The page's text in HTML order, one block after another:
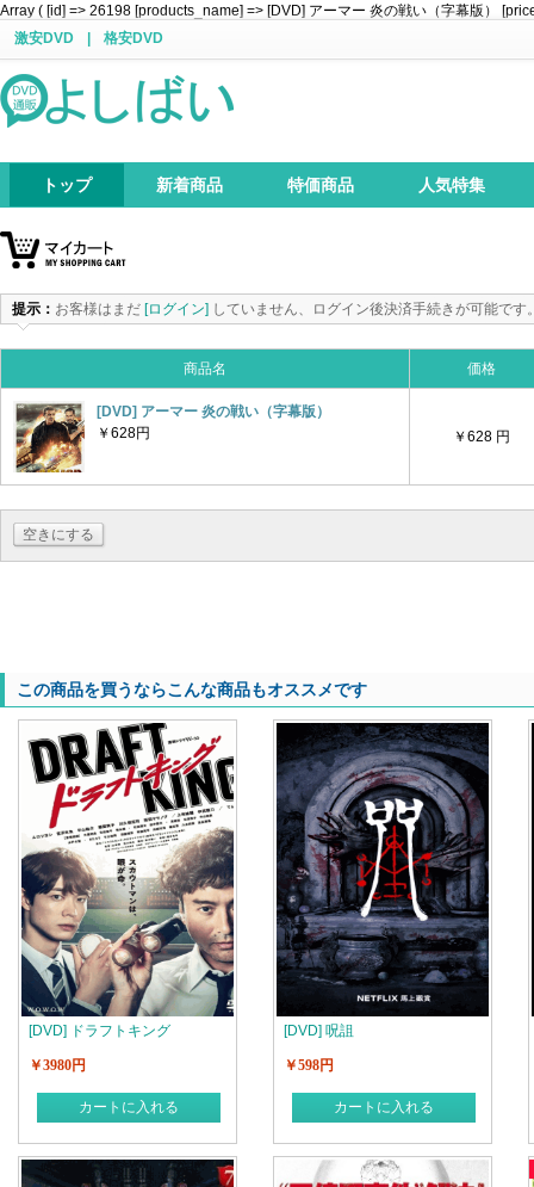
Array ( [id] => 26198 [products_name] => [DVD] アーマー 炎の戦い（字幕版）
激安DVD
格安DVD
トップ 新着商品 特価商品 人気特集
提示： お客様はまだ [ログイン] していません、ログイン後決済手続きが可能です
商品名 価格
[DVD] アーマー 炎の戦い（字幕版）
￥628円
￥628 円
空きにする
この商品を買うならこんな商品もオススメです
[DVD] ドラフトキング
￥3980円
カートに入れる
[DVD] 呪詛
￥598円
カートに入れる